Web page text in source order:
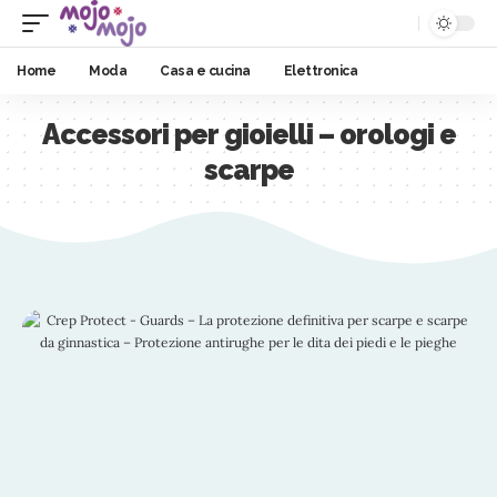
Home Moda Casa e cucina Elettronica
Accessori per gioielli – orologi e
scarpe